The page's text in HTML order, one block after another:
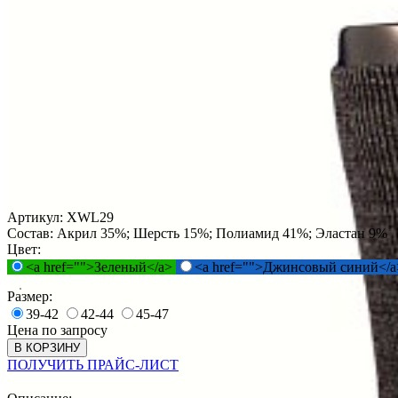
Артикул: XWL29
Состав: Акрил 35%; Шерсть 15%; Полиамид 41%; Эластан 9%
Цвет:
<a href="">Зеленый</a>
<a href="">Джинсовый синий</
Размер:
39-42
42-44
45-47
Цена по запросу
В КОРЗИНУ
ПОЛУЧИТЬ ПРАЙС-ЛИСТ